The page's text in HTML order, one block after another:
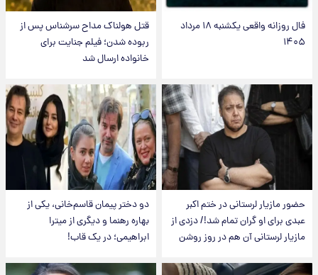
فال روزانه واقعی یکشنبه ۱۸ مرداد
۱۴۰۵
قتل هولناک مداح سرشناس پس از
ربوده شدن؛ فیلم جنایت برای
خانواده ارسال شد
حضور مازیار لرستانی در ختم اکبر
عبدی برای او گران تمام شد!/ دزدی از
مازیار لرستانی آن هم در روز روشن
دو دختر پیمان قاسم‌خانی، یکی از
بهاره رهنما و دیگری از میترا
ابراهیمی؛ در یک قاب!